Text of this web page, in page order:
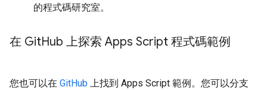
的程式碼研究室。
在 GitHub 上探索 Apps Script 程式碼範例
您也可以在 GitHub 上找到 Apps Script 範例。您可以分支